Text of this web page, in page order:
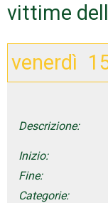
vittime
venerdì
Descrizione:
Inizio:
Fine:
Categorie: